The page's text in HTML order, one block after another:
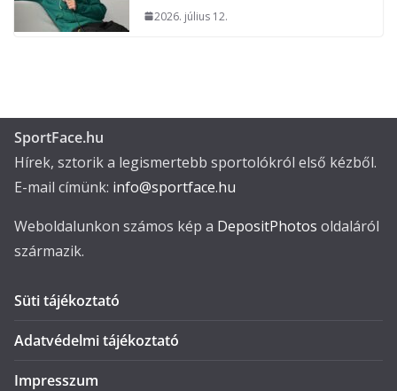
2026. július 12.
SportFace.hu
Hírek, sztorik a legismertebb sportolókról első kézből.
E-mail címünk: info@sportface.hu
Weboldalunkon számos kép a DepositPhotos oldaláról
származik.
Süti tájékoztató
Adatvédelmi tájékoztató
Impresszum